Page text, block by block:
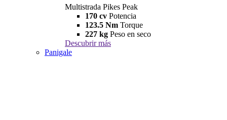
Multistrada Pikes Peak
170 cv Potencia
123.5 Nm Torque
227 kg Peso en seco
Descubrir más
Panigale